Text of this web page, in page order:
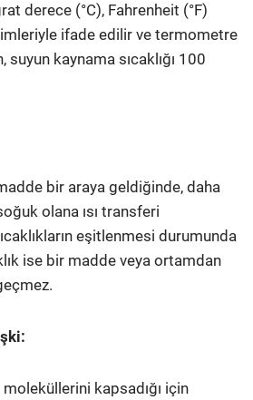
derece (°C), Fahrenheit (°F)
ifade edilir ve termometre
suyun kaynama sıcaklığı 100
bir araya geldiğinde, daha
olana ısı transferi
eşitlenmesi durumunda
ise bir madde veya ortamdan
kapsadığı için